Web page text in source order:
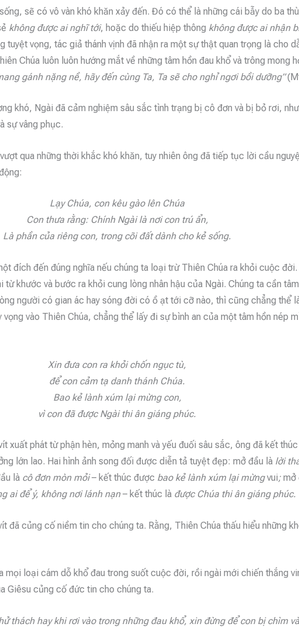
sẽ có vô vàn khó khăn xảy đến. Đó có thể là những cái bẫy do ba
không được ai nghĩ tới, hoặc do thiếu hiệp thông không được ai nhận
tuyệt vọng, tác giả thánh vịnh đã nhận ra một sự thật quan trọng là cho
Chúa luôn luôn hướng mắt về những tâm hồn đau khổ và trông mong
gánh nặng nề, hãy đến cùng Ta, Ta sẽ cho nghỉ ngơi bồi dưỡng”
khó, Ngài đã cảm nghiệm sâu sắc tình trạng bị cô đơn và bị bỏ rơi,
sự vâng phục.
qua những thời khắc khó khăn, tuy nhiên ông đã tiếp tục lời cầu
Lạy Chúa, con kêu gào lên Chúa
Con thưa rằng: Chính Ngài là nơi con trú ẩn,
Là phần của riêng con, trong cõi đất dành cho kẻ sống.
đích đến đúng nghĩa nếu chúng ta loại trừ Thiên Chúa ra khỏi cuộc
từ khước và bước ra khỏi cung lòng nhân hậu của Ngài. Chúng ta cần
người có gian ác hay sóng đời có ồ ạt tới cỡ nào, thì cũng chẳng thể
vào Thiên Chúa, chẳng thể lấy đi sự bình an của một tâm hồn nép
Xin đưa con ra khỏi chốn ngục tù,
để con cảm tạ danh thánh Chúa.
Bao kẻ lành xúm lại mừng con,
vì con đã được Ngài thi ân giáng phúc.
xuất phát từ phận hèn, mỏng manh và yếu đuối sâu sắc, ông đã kết thúc
lớn lao. Hai hình ảnh song đối được diễn tả tuyệt đẹp: mở đầu là lời
là cô đơn mòn mỏi – kết thúc được bao kẻ lành xúm lại mừngvui; mở
ai để ý, không nơi lánh nạn – kết thúc là được Chúa thi ân giáng phúc.
đã củng cố niềm tin cho chúng ta. Rằng, Thiên Chúa thấu hiểu những
mọi loại cám dỗ khổ đau trong suốt cuộc đời, rồi ngài mới chiến thắng
Giêsu củng cố đức tin cho chúng ta.
thách hay khi rơi vào trong những đau khổ, xin đừng để con bị chìm